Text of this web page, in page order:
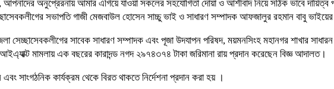
অনুপ্রেরনায় আমার এগিয়ে যাওয়া সকলের সহযোগিতা দোয়া ও আর্শীবাদ নিয়ে সঠিক ভাবে
সভাপতি গাজী মেজবাউল হোসেন সাচ্চু ভাই ও সাধারণ সম্পাদক আফজালুর রহমান বাবু
সেচ্ছাসেবকলীগের সাবেক সাধারণ সম্পাদক এবং পূজা উদযাপন পরিষদ, ময়মনসিংহ মহানগর শাখার
মামলায় এক বছরের কারাদন্ড নগদ ২৯৭৪৩৭৪ টাকা জরিমানা রায় প্রদান করেছেন বিজ্ঞ আদালত।
সাংগঠনিক কার্যক্রম থেকে বিরত থাকতে নির্দেশনা প্রদান করা হয় ।